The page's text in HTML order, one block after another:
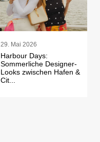
29. Mai 2026
Harbour Days:
Sommerliche Designer-
Looks zwischen Hafen &
Cit...